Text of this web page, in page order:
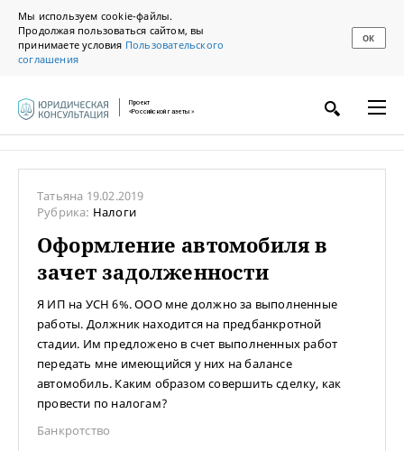
Мы используем cookie-файлы.
Продолжая пользоваться сайтом, вы
принимаете условия Пользовательского
соглашения
ОК
Проект
«Российской газеты»
Татьяна 19.02.2019
Рубрика: Налоги
Оформление автомобиля в
зачет задолженности
Я ИП на УСН 6%. ООО мне должно за выполненные
работы. Должник находится на предбанкротной
стадии. Им предложено в счет выполненных работ
передать мне имеющийся у них на балансе
автомобиль. Каким образом совершить сделку, как
провести по налогам?
Банкротство